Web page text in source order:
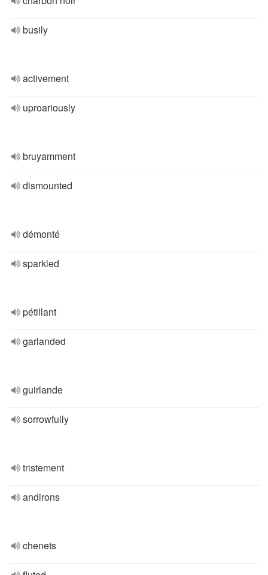
busily
activement
uproariously
bruyamment
dismounted
démonté
sparkled
pétillant
garlanded
guirlande
sorrowfully
tristement
andirons
chenets